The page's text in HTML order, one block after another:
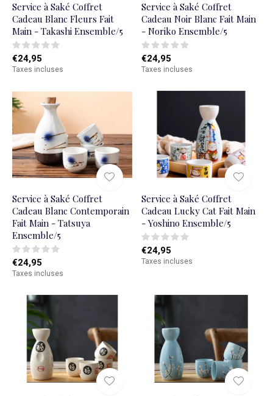
Service à Saké Coffret
Cadeau Blanc Fleurs Fait
Main - Takashi Ensemble/5
€24,95
Taxes incluses
Service à Saké Coffret
Cadeau Noir Blanc Fait Main
- Noriko Ensemble/5
€24,95
Taxes incluses
Service à Saké Coffret
Cadeau Blanc Contemporain
Fait Main - Tatsuya
Ensemble/5
€24,95
Taxes incluses
Service à Saké Coffret
Cadeau Lucky Cat Fait Main
- Yoshino Ensemble/5
€24,95
Taxes incluses